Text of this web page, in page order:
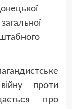
проти
про